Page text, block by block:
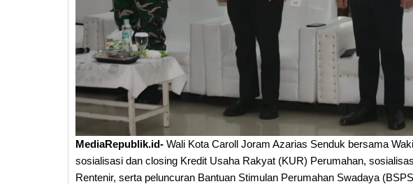
MediaRepublik.id- Wali Kota Caroll Joram Azarias Senduk bersama
sosialisasi dan closing Kredit Usaha Rakyat (KUR) Perumahan,
Rentenir, serta peluncuran Bantuan Stimulan Perumahan Swadaya